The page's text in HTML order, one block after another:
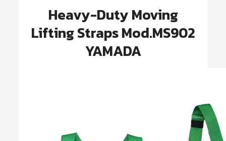
Heavy-Duty Moving
Lifting Straps Mod.MS902
YAMADA